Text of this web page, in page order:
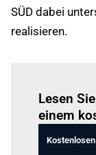
SÜD dabei
realisieren.
Lesen
einem